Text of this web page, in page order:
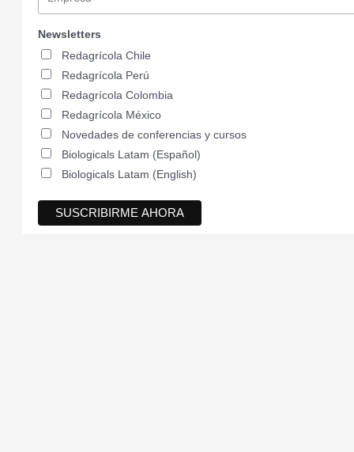
Newsletters
Redagrícola Chile
Redagrícola Perú
Redagrícola Colombia
Redagrícola México
Novedades de conferencias y cursos
Biologicals Latam (Español)
Biologicals Latam (English)